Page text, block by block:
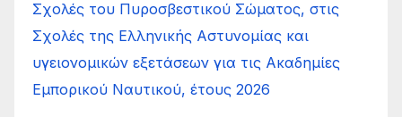
Σχολές του Πυροσβεστικού Σώματος, στις
Σχολές της Ελληνικής Αστυνομίας και
υγειονομικών εξετάσεων για τις Ακαδημίες
Εμπορικού Ναυτικού, έτους 2026